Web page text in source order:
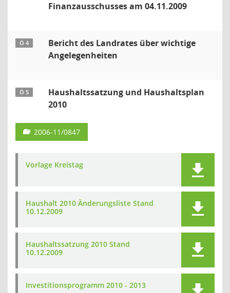
Finanzausschusses am 04.11.2009
Ö 4
Bericht des Landrates über wichtige
Angelegenheiten
Ö 5
Haushaltssatzung und Haushaltsplan
2010
2006-11/0847
Vorlage Kreistag
Haushalt 2010 Änderungsliste Stand
10.12.2009
Haushaltssatzung 2010 Stand
10.12.2009
Investitionsprogramm 2010 - 2013